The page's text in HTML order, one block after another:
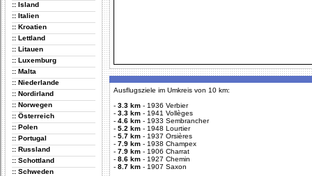
:: Island
:: Italien
:: Kroatien
:: Lettland
:: Litauen
:: Luxemburg
:: Malta
:: Niederlande
:: Nordirland
:: Norwegen
:: Österreich
:: Polen
:: Portugal
:: Russland
:: Schottland
:: Schweden
Ausflugsziele im Umkreis von 10 km:
- 3.3 km - 1936 Verbier
- 3.3 km - 1941 Vollèges
- 4.6 km - 1933 Sembrancher
- 5.2 km - 1948 Lourtier
- 5.7 km - 1937 Orsières
- 7.9 km - 1938 Champex
- 7.9 km - 1906 Charrat
- 8.6 km - 1927 Chemin
- 8.7 km - 1907 Saxon